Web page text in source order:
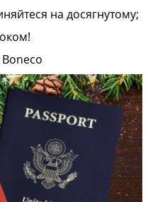
на досягнутому;